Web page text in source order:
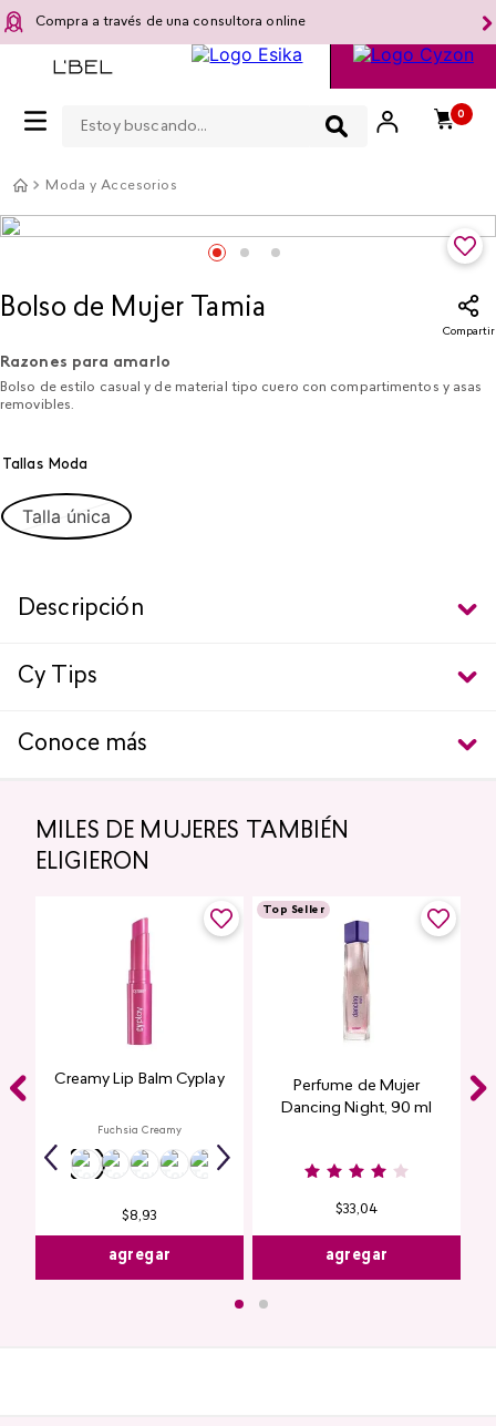
Compra a través de una consultora online
0
Moda y Accesorios
Bolso de Mujer Tamia
Compartir
Razones para amarlo
Bolso de estilo casual y de material tipo cuero con compartimentos y asas
removibles.
Tallas Moda
Talla única
Descripción
Cy Tips
Conoce más
MILES DE MUJERES TAMBIÉN
ELIGIERON
Creamy Lip Balm Cyplay
Fuchsia Creamy
$8,93
agregar
Top Seller
Perfume de Mujer
Dancing Night, 90 ml
$33,04
agregar